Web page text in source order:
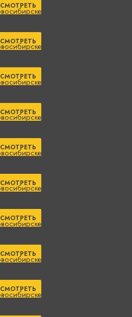
СМОТРЕТЬ
СМОТРЕТЬ
СМОТРЕТЬ
СМОТРЕТЬ
СМОТРЕТЬ
СМОТРЕТЬ
СМОТРЕТЬ
СМОТРЕТЬ
СМОТРЕТЬ